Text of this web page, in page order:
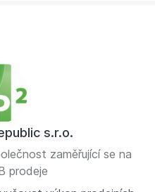
s.r.o.
zaměřující se na
prodeje